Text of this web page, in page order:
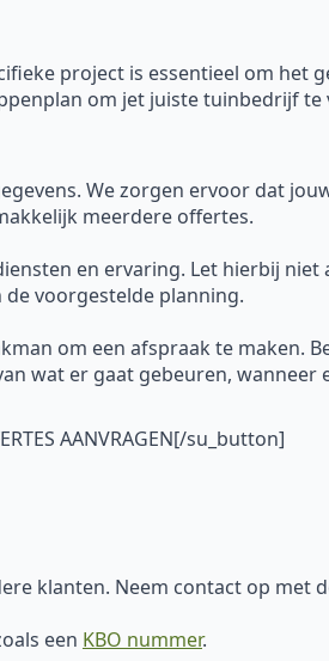
project is essentieel om het
om jet juiste tuinbedrijf te
We zorgen ervoor dat
meerdere offertes.
en ervaring. Let hierbij niet
voorgestelde planning.
om een afspraak te maken.
wat er gaat gebeuren, wanneer
AANVRAGEN[/su_button]
klanten. Neem contact op met
een KBO nummer.